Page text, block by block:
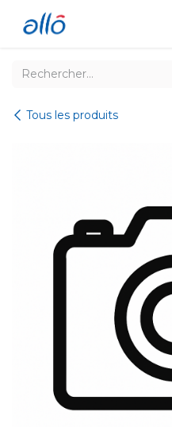
Tous les produits